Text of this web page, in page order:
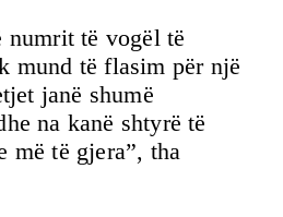
numrit të vogël të
mund të flasim për një
janë shumë
na kanë shtyrë të
më të gjera”, tha